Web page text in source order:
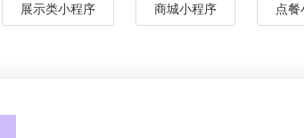
展示类小程序 商城小程序 点餐